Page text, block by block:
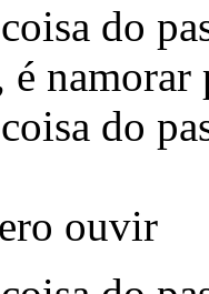
do
é namorar
do
ouvir